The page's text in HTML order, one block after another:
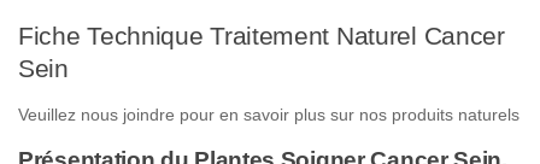
Fiche Technique Traitement Naturel Cancer
Sein
Veuillez nous joindre pour en savoir plus sur nos produits naturels